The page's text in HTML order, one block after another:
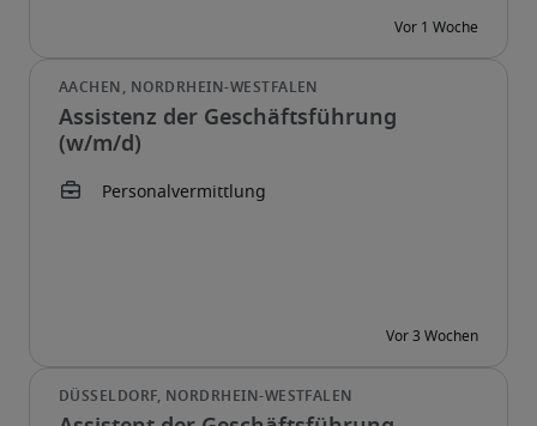
Assistenz der Geschäftsführung
(w/m/d)